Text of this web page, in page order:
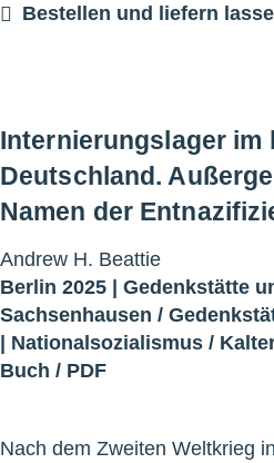
Bestellen und liefern
Internierungslager im
Deutschland.
Namen der
Andrew H. Beattie
Berlin 2025 | Gedenkstätte
Sachsenhausen /
| Nationalsozialismus /
Buch / PDF
Nach dem Zweiten Weltkrieg